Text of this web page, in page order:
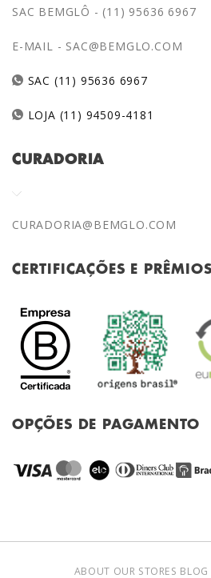
SAC BEMGLÔ - (11) 95636 6967
E-MAIL - SAC@BEMGLO.COM
SAC (11) 95636 6967
LOJA (11) 94509-4181
CURADORIA
CURADORIA@BEMGLO.COM
CERTIFICAÇÕES E PRÊMIOS
OPÇÕES DE PAGAMENTO
ABOUT OUR STORES BLOG